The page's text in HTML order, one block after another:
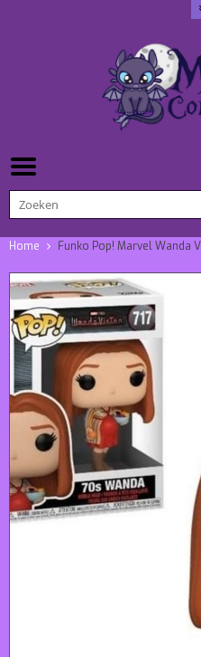
Home Funko Pop! Marvel Wanda